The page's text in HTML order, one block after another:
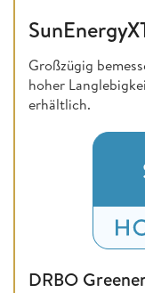
Großzügig
hoher
erhältlich.
DRBO